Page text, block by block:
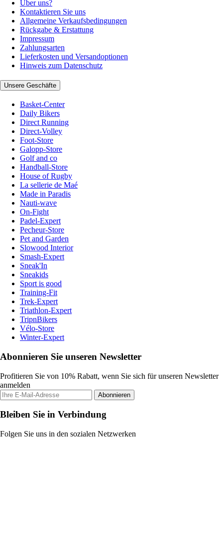
Über uns?
Kontaktieren Sie uns
Allgemeine Verkaufsbedingungen
Rückgabe & Erstattung
Impressum
Zahlungsarten
Lieferkosten und Versandoptionen
Hinweis zum Datenschutz
Unsere Geschäfte
Basket-Center
Daily Bikers
Direct Running
Direct-Volley
Foot-Store
Galopp-Store
Golf and co
Handball-Store
House of Rugby
La sellerie de Maé
Made in Paradis
Nauti-wave
On-Fight
Padel-Expert
Pecheur-Store
Pet and Garden
Slowood Interior
Smash-Expert
Sneak'In
Sneakids
Sport is good
Training-Fit
Trek-Expert
Triathlon-Expert
TripnBikers
Vélo-Store
Winter-Expert
Abonnieren Sie unseren Newsletter
Profitieren Sie von 10% Rabatt, wenn Sie sich für unseren Newsletter
anmelden
Abonnieren
Bleiben Sie in Verbindung
Folgen Sie uns in den sozialen Netzwerken